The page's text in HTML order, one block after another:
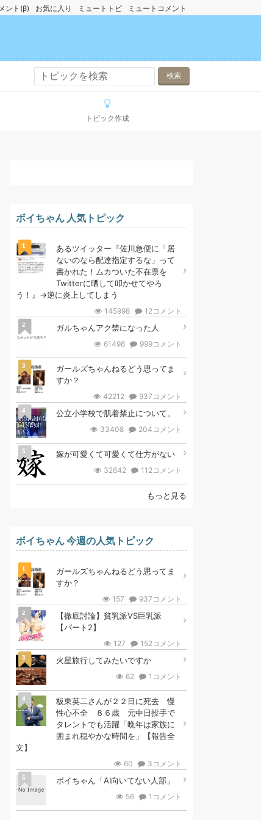
ミュートコメント
ミュートトピ
お気に入り
ント(β)
トピック作成
ボイちゃん 人気トピック
1
あるツイッター『佐川急便に「居
ないのなら配達指定するな」って
書かれた！ムカついた不在票を
Twitterに晒して叩かせてやろ
う！』→逆に炎上してしまう
145998 12コメント
2 ガルちゃんアク禁になった人
61498 999コメント
3
ガールズちゃんねるどう思ってま
すか？
42212 937コメント
4 公立小学校で肌着禁止について。
33408 204コメント
5 嫁が可愛くて可愛くて仕方がない
32642 112コメント
もっと見る
ボイちゃん 今週の人気トピック
1
ガールズちゃんねるどう思ってま
すか？
157 937コメント
2
【徹底討論】貧乳派VS巨乳派
【パート2】
127 152コメント
3 火星旅行してみたいですか
62 1コメント
4
板東英二さんが２２日に死去 慢
性心不全 ８６歳 元中日投手で
タレントでも活躍「晩年は家族に
囲まれ穏やかな時間を」【報告全
文】
60 3コメント
5 ボイちゃん「AI向いてない人部」
56 1コメント